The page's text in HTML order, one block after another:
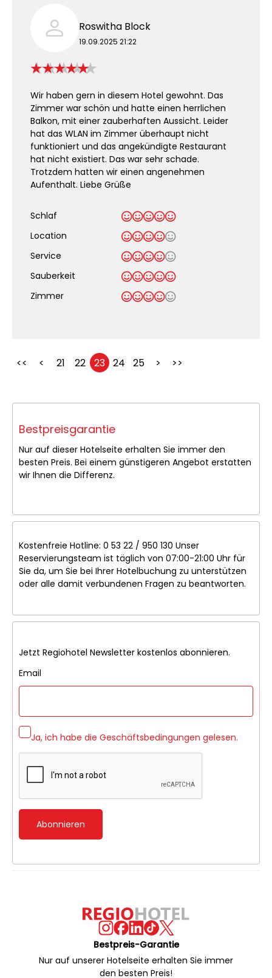
Roswitha Block
19.09.2025 21:22
Wir haben gern in diesem Hotel gewohnt. Das
Zimmer war schön und hatte einen herrlichen
Balkon, mit einer zauberhaften Aussicht. Leider
hat das WLAN im Zimmer überhaupt nicht
funktioniert und das angekündigte Restaurant
hat nicht existiert. Das war sehr schade.
Trotzdem hatten wir einen angenehmen
Aufenthalt. Liebe Grüße
Schlaf
Location
Service
Sauberkeit
Zimmer
<< < 21 22 23 24 25 > >>
Bestpreisgarantie
Nur auf dieser Hotelseite erhalten Sie immer den
besten Preis. Bei einem günstigeren Angebot erstatten
wir Ihnen die Differenz.
Kostenfreie Hotline: 0 53 22 / 950 130 Unser
Reservierungsteam ist täglich von 07:00-21:00 Uhr für
Sie da, um Sie bei Ihrer Hotelbuchung zu unterstützen
oder alle damit verbundenen Fragen zu beantworten.
Jetzt Regiohotel Newsletter kostenlos abonnieren.
Email
Ja, ich habe die Geschäftsbedingungen gelesen.
Abonnieren
Bestpreis-Garantie
Nur auf unserer Hotelseite erhalten Sie immer
den besten Preis!